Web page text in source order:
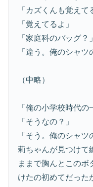
「カズくんも覚えて
「覚えてるよ」
「家庭科のバッグ？」
「違う。俺のシャツ
（中略）
「俺の小学校時代の
「そうなの？」
「そう。俺のシャ
莉ちゃんが見つけて
ままで胸んとこのボ
けたの初めてだった